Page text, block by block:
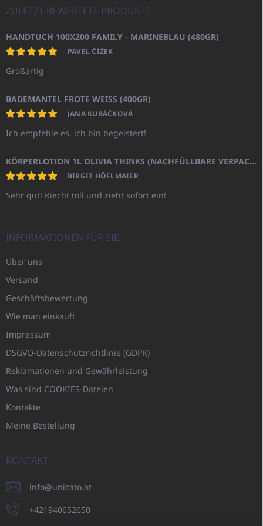
ZULETZT BEWERTETE PRODUKTE
HANDTUCH 100X200 FAMILY - MARINEBLAU (480GR)
PAVEL ČÍŽEK
Großartig
BADEMANTEL FROTE WEISS (400GR)
JANA KUBÁČKOVÁ
Ich empfehle es, ich bin begeistert!
KÖRPERLOTION 1L OLIVIA THINKS (NACHFÜLLBARE VERPACKUNG)
BIRGIT HÖFLMAIER
Sehr gut! Riecht toll und zieht sofort ein!
INFORMATIONEN FÜR SIE
Über uns
Versand
Geschäftsbewertung
Wie man einkauft
Impressum
DSGVO-Datenschutzrichtlinie (GDPR)
Reklamationen und Gewährleistung
Was sind COOKIES-Dateien
Kontakte
Meine Bestellung
KONTAKT
info@unicato.at
+421940652650